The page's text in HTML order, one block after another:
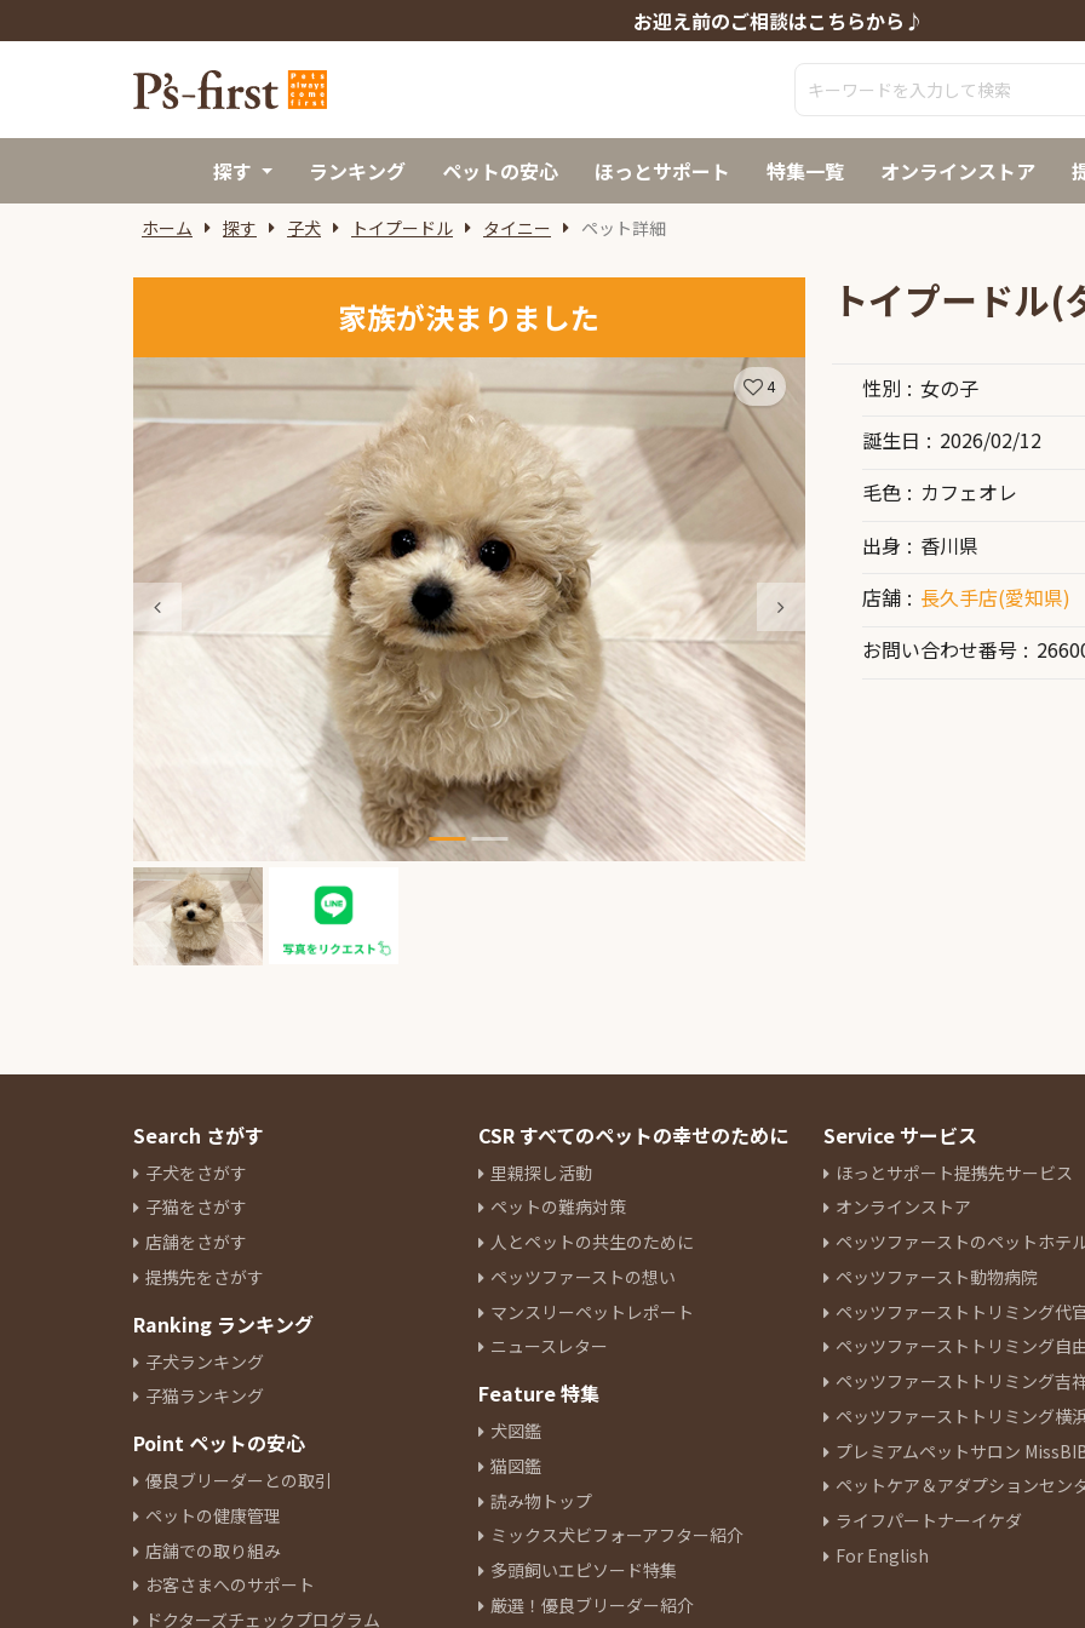
お迎え前のご相談はこちらから♪
探す ランキング ペットの安心 ほっとサポート 特集一覧 オンラインストア
ホーム 探す 子犬 トイプードル タイニー ペット詳細
家族が決まりました
4
トイプードル(
性別
女の子
誕生日
2026/02/12
毛色
カフェオレ
出身
香川県
店舗
長久手店(愛知県)
お問い合わせ番号
Search さがす
子犬をさがす
子猫をさがす
店舗をさがす
提携先をさがす
Ranking ランキング
子犬ランキング
子猫ランキング
Point ペットの安心
優良ブリーダーとの取引
ペットの健康管理
店舗での取り組み
お客さまへのサポート
ドクターズチェックプログラム
CSR すべてのペットの幸せのために
里親探し活動
ペットの難病対策
人とペットの共生のために
ペッツファーストの想い
マンスリーペットレポート
ニュースレター
Feature 特集
犬図鑑
猫図鑑
読み物トップ
ミックス犬ビフォーアフター紹介
多頭飼いエピソード特集
厳選！優良ブリーダー紹介
Service サービス
ほっとサポート提携先サービス
オンラインストア
ペッツファーストのペットホテ
ペッツファースト動物病院
ペッツファーストトリミング代
ペッツファーストトリミング自
ペッツファーストトリミング吉
ペッツファーストトリミング横
プレミアムペットサロン
ペットケア＆アダプションセン
ライフパートナーイケダ
For English